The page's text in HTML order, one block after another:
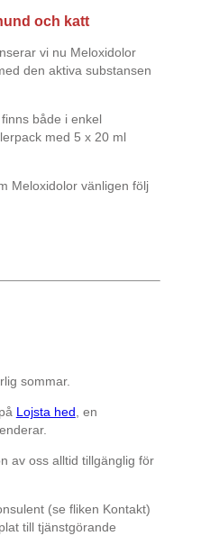
och katt
vi nu Meloxidolor
den aktiva substansen
både i enkel
med 5 x 20 ml
Meloxidolor vänligen följ
sommar.
Lojsta hed , en
av oss alltid tillgänglig för
(se fliken Kontakt)
till tjänstgörande